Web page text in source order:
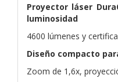
Proyector láser
luminosidad
4600 lúmenes y
Diseño compacto
Zoom de 1,6x,